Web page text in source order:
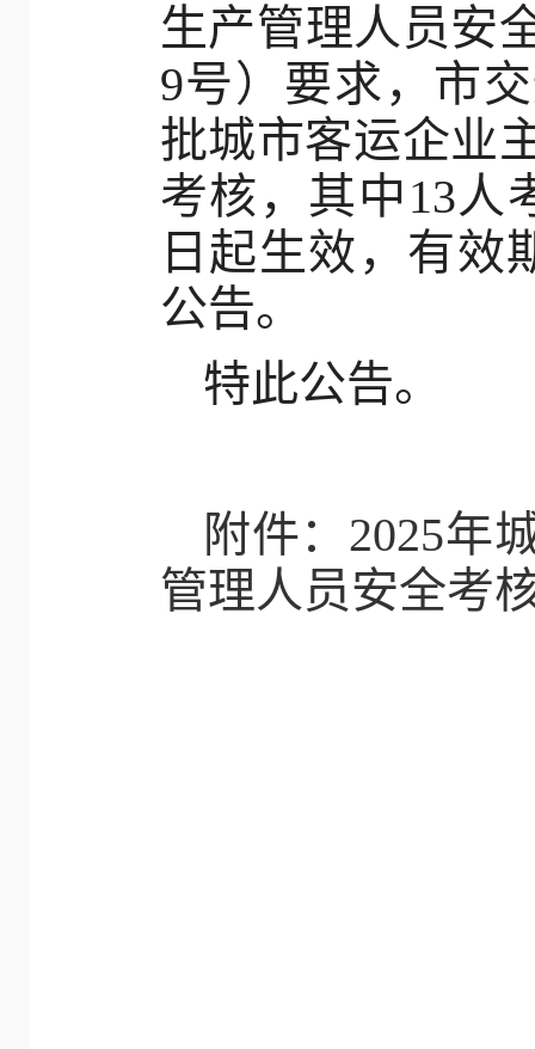
生产管理人员安
9号）要求，市
批城市客运企业
考核，其中13人
日起生效，有效
公告。
特此公告。
附件：2025年
管理人员安全考